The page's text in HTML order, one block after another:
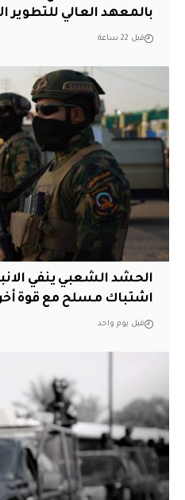
بالمعهد العالي للتطوير
قبل 22 ساعة
الحشد الشعبي ينفي
اشتباك مسلح مع قوة
قبل يوم واحد